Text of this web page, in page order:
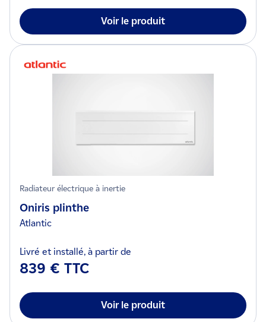
Voir le produit
Radiateur électrique à inertie
Oniris plinthe
Atlantic
Livré et installé, à partir de
839 € TTC
Voir le produit